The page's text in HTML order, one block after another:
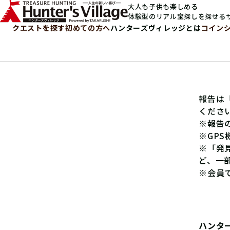
大人も子供も楽しめる
体験型のリアル宝探しを探せる
クエストを探す初めての方へハンターズヴィレッジとはコイン
報告は
くださ
※報告
※GPS
※「発
ど、一
※会員
ハンタ